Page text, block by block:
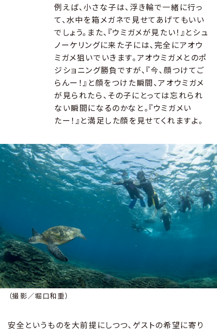
例えば、小さな子は、浮き輪で一緒に行っ
て、水中を箱メガネで見せてあげてもいい
でしょう。また、『ウミガメが見たい！』とシュ
ノーケリングに来た子には、完全にアオウ
ミガメ狙いでいきます。アオウミガメとのポ
ジショニング勝負ですが、『今、顔つけてご
らんー！』と顔をつけた瞬間、アオウミガメ
が見られたら、その子にとっては忘れられ
ない瞬間になるのかなと。『ウミガメい
たー！』と満足した顔を見せてくれますよ。
（撮影／堀口和重）
安全というものを大前提にしつつ、ゲストの希望に寄り